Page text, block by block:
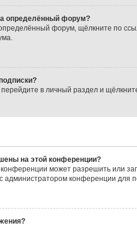
определённый форум?
форум, щёлкните по
перейдите в личный раздел и
на этой конференции?
может разрешить или
администратором конференции для